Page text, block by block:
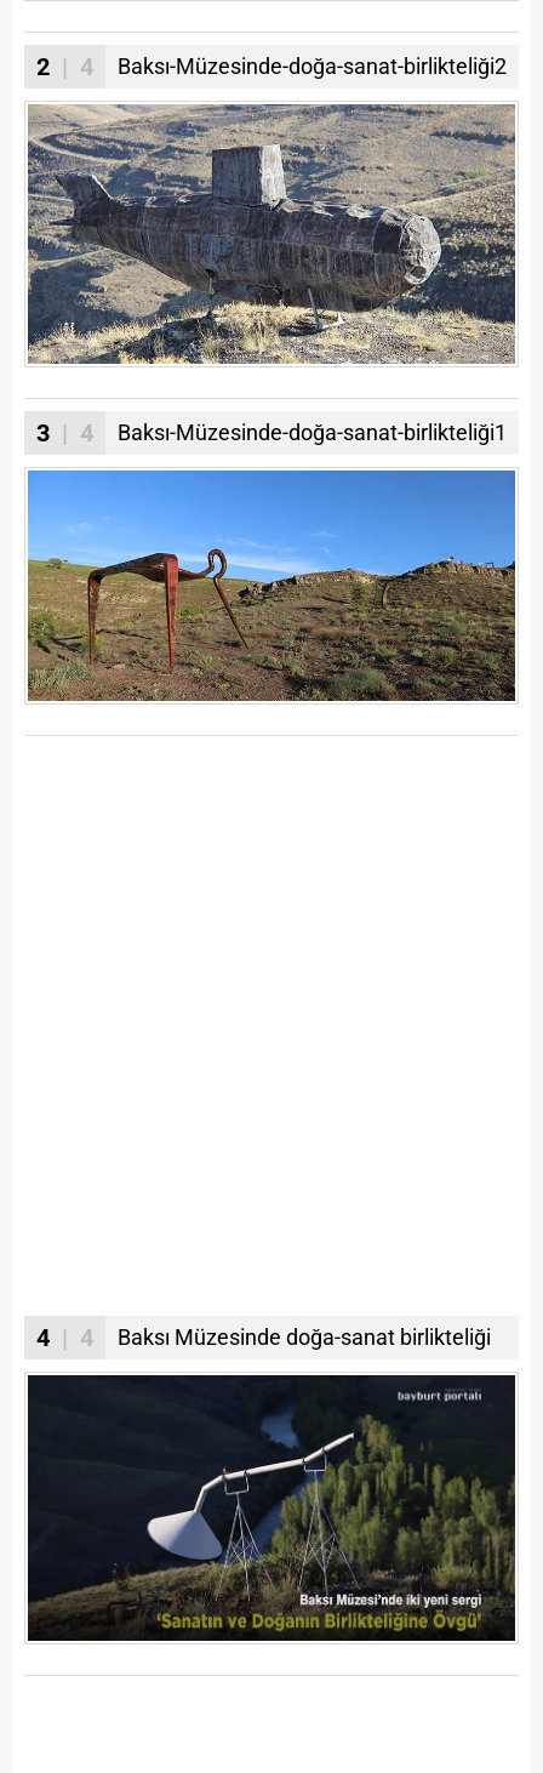
2 | 4 Baksı-Müzesinde-doğa-sanat-birlikteliği2
3 | 4 Baksı-Müzesinde-doğa-sanat-birlikteliği1
4 | 4 Baksı Müzesinde doğa-sanat birlikteliği